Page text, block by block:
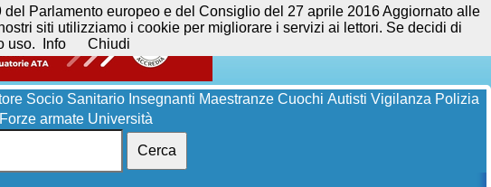
Socio Sanitario Insegnanti Maestranze Cuochi Autisti Vigilanza Polizia
Forze armate Università
Cerca
Parlamento europeo e del Consiglio del 27 aprile 2016 Aggiornato alle
siti utilizziamo i cookie per migliorare i servizi ai lettori. Se decidi di
uso.
Info Chiudi